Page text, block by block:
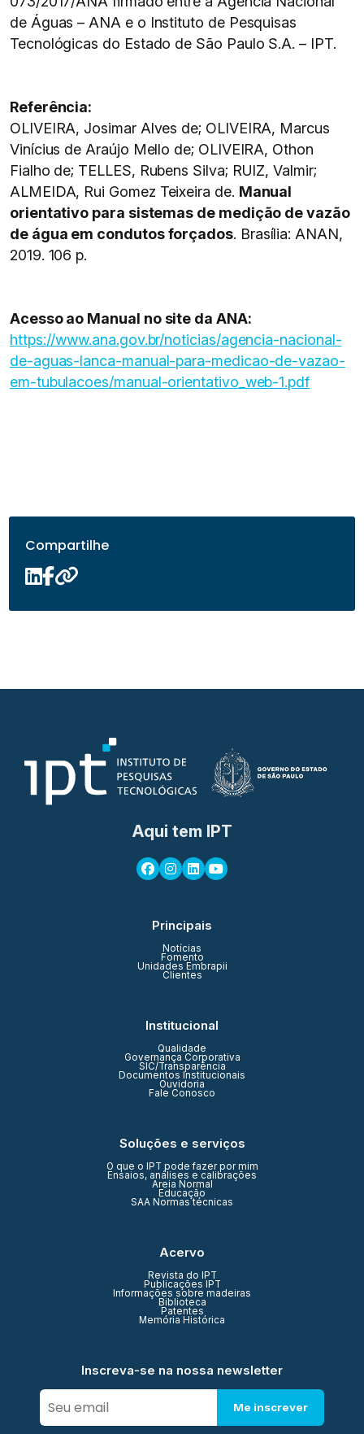
de Águas – ANA e o Instituto de Pesquisas
Tecnológicas do Estado de São Paulo S.A. – IPT.
Referência:
OLIVEIRA, Josimar Alves de; OLIVEIRA, Marcus
Vinícius de Araújo Mello de; OLIVEIRA, Othon
Fialho de; TELLES, Rubens Silva; RUIZ, Valmir;
ALMEIDA, Rui Gomez Teixeira de. Manual
orientativo para sistemas de medição de vazão
de água em condutos forçados. Brasília: ANAN,
2019. 106 p.
Acesso ao Manual no site da ANA:
https://www.ana.gov.br/noticias/agencia-nacional-
de-aguas-lanca-manual-para-medicao-de-vazao-
em-tubulacoes/manual-orientativo_web-1.pdf
Compartilhe
Aqui tem IPT
Principais
Notícias
Fomento
Unidades Embrapii
Clientes
Institucional
Qualidade
Governança Corporativa
SIC/Transparência
Documentos Institucionais
Ouvidoria
Fale Conosco
Soluções e serviços
O que o IPT pode fazer por mim
Ensaios, análises e calibrações
Areia Normal
Educação
SAA Normas técnicas
Acervo
Revista do IPT
Publicações IPT
Informações sobre madeiras
Biblioteca
Patentes
Memória Histórica
Inscreva-se na nossa newsletter
Me inscrever